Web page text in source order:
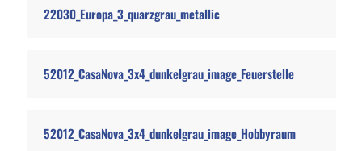
22030_Europa_3_quarzgrau_metallic
52012_CasaNova_3x4_dunkelgrau_image_Feuerstelle
52012_CasaNova_3x4_dunkelgrau_image_Hobbyraum